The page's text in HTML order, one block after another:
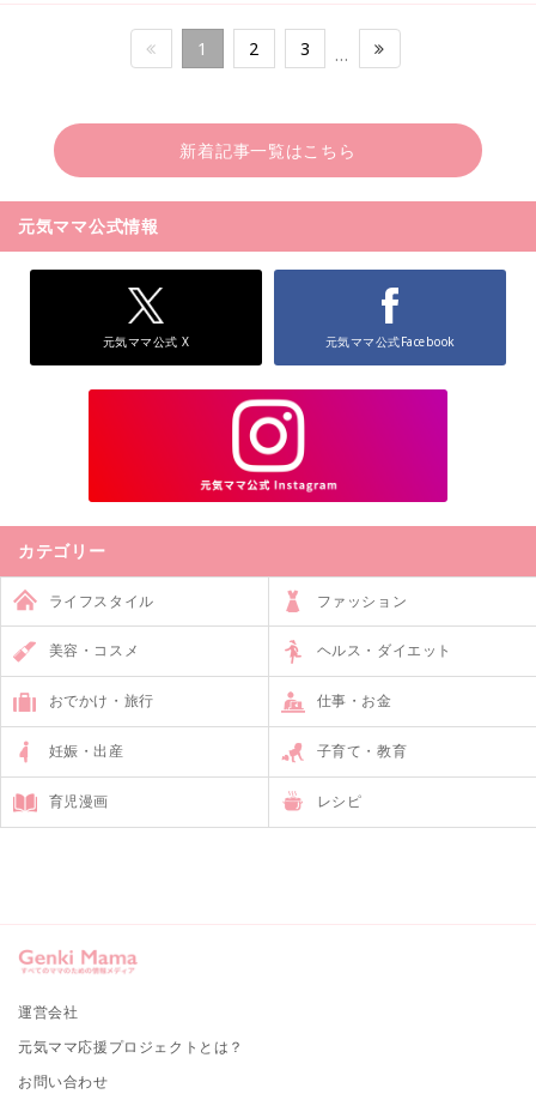
1 2 3 …
新着記事一覧はこちら
元気ママ公式情報
元気ママ公式 X 元気ママ公式Facebook
カテゴリー
ライフスタイル ファッション
美容・コスメ ヘルス・ダイエット
おでかけ・旅行 仕事・お金
妊娠・出産 子育て・教育
育児漫画 レシピ
運営会社
元気ママ応援プロジェクトとは？
お問い合わせ